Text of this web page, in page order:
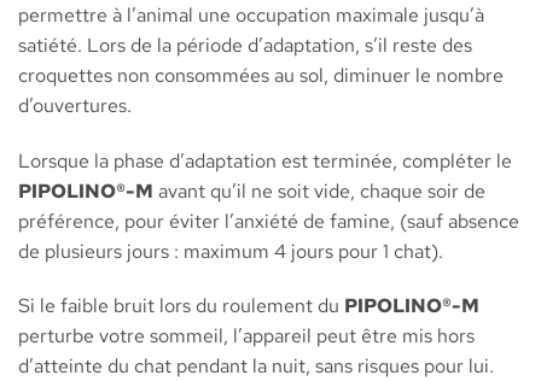
permettre à l’animal une occupation maximale jusqu’à
satiété. Lors de la période d’adaptation, s’il reste des
croquettes non consommées au sol, diminuer le nombre
d’ouvertures.
Lorsque la phase d’adaptation est terminée, compléter le
PIPOLINO®-M avant qu’il ne soit vide, chaque soir de
préférence, pour éviter l’anxiété de famine, (sauf absence
de plusieurs jours : maximum 4 jours pour 1 chat).
Si le faible bruit lors du roulement du PIPOLINO®-M
perturbe votre sommeil, l’appareil peut être mis hors
d’atteinte du chat pendant la nuit, sans risques pour lui.